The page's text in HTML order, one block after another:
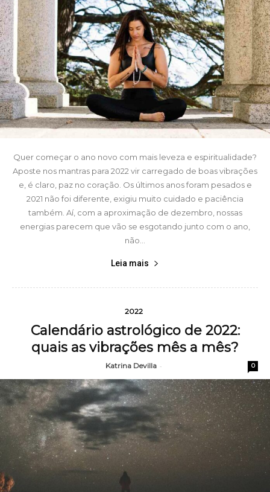
Quer começar o ano novo com mais leveza e espiritualidade?
Aposte nos mantras para 2022 vir carregado de boas vibrações
e, é claro, paz no coração. Os últimos anos foram pesados e
2021 não foi diferente, exigiu muito cuidado e paciência
também. Aí, com a aproximação de dezembro, nossas
energias parecem que vão se esgotando junto com o ano,
não...
Leia mais
2022
Calendário astrológico de 2022:
quais as vibrações mês a mês?
Katrina Devilla - 0